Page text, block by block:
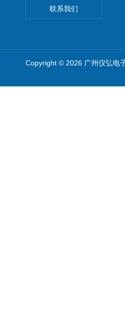
联系我们
Copyright © 2026 广州仪弘电